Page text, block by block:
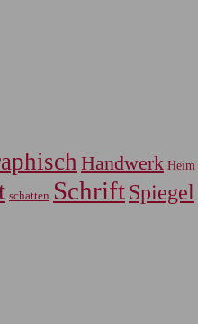
Handwerk Heim
schatten SchriftSpiegel